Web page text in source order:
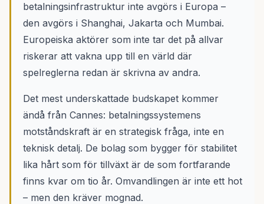
betalningsinfrastruktur inte avgörs i Europa –
den avgörs i Shanghai, Jakarta och Mumbai.
Europeiska aktörer som inte tar det på allvar
riskerar att vakna upp till en värld där
spelreglerna redan är skrivna av andra.
Det mest underskattade budskapet kommer
ändå från Cannes: betalningssystemens
motståndskraft är en strategisk fråga, inte en
teknisk detalj. De bolag som bygger för stabilitet
lika hårt som för tillväxt är de som fortfarande
finns kvar om tio år. Omvandlingen är inte ett hot
– men den kräver mognad.